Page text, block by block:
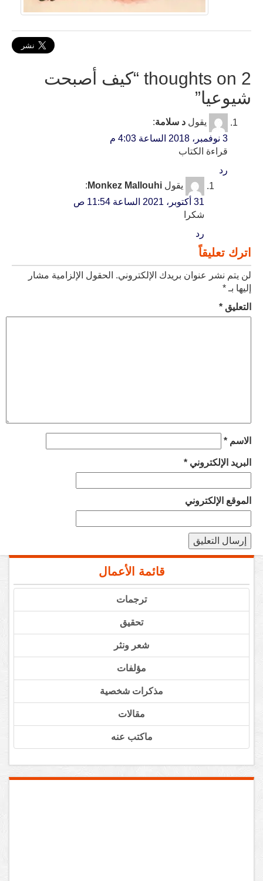
2 thoughts on “
كيف أصبحت
شيوعيا”
يقول د سلامة:
3 نوفمبر، 2018 الساعة 4:03 م
قراءة الكتاب
رد
يقول Monkez Mallouhi
:
31 أكتوبر، 2021 الساعة 11:54 ص
شكرا
رد
اترك تعليقاً
لن يتم نشر عنوان بريدك الإلكتروني. الحقول الإلزامية مشار
إليها بـ *
التعليق *
الاسم *
البريد الإلكتروني *
الموقع الإلكتروني
قائمة الأعمال
ترجمات
تحقيق
شعر ونثر
مؤلفات
مذكرات شخصية
مقالات
ماكتب عنه